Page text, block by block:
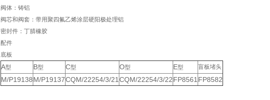
阀体：铸铝
阀芯和阀套：带用聚四氟乙烯涂层硬阳极处理铝
密封件：丁腈橡胶
配件
底板
A型 B型 C型 O型 E型 盲板堵头
M/P19138M/P19137CQM/22254/3/21 CQM/22254/3/22FP8561 FP8582